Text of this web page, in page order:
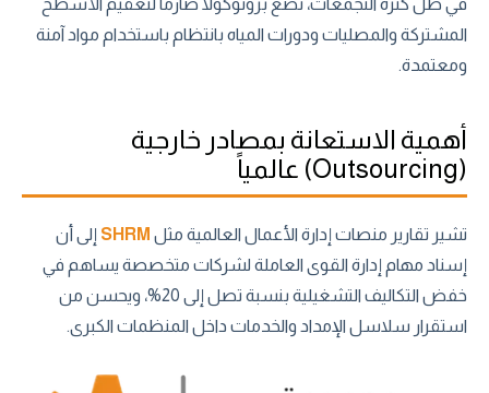
المشتركة والمصليات ودورات المياه بانتظام باستخدام مواد آمنة
ومعتمدة.
أهمية الاستعانة بمصادر خارجية
(Outsourcing) عالمياً
تشير تقارير منصات إدارة الأعمال العالمية مثل SHRM إلى أن
إسناد مهام إدارة القوى العاملة لشركات متخصصة يساهم في
خفض التكاليف التشغيلية بنسبة تصل إلى 20%، ويحسن من
استقرار سلاسل الإمداد والخدمات داخل المنظمات الكبرى.